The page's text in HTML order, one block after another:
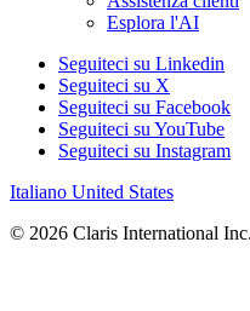
Esplora l'AI
Seguiteci su Linkedin
Seguiteci su X
Seguiteci su Facebook
Seguiteci su YouTube
Seguiteci su Instagram
Italiano United States
© 2026 Claris International Inc.